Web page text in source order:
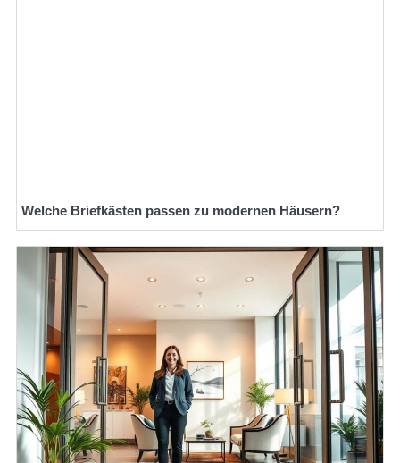
Welche Briefkästen passen zu modernen Häusern?